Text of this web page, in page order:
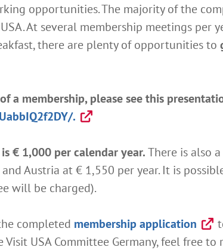
opportunities. The majority of the
At several membership meetings per
there are plenty of opportunities to
a membership, please see this
.
€ 1,000 per calendar year.There is also
Austria at € 1,550 per year. It is
will be charged).
completed membership application
USA Committee Germany, feel free to